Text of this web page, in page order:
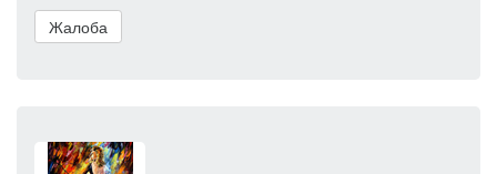
Жалоба